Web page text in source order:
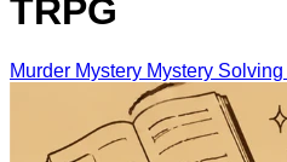
TRPG
Murder Mystery Mystery Solving